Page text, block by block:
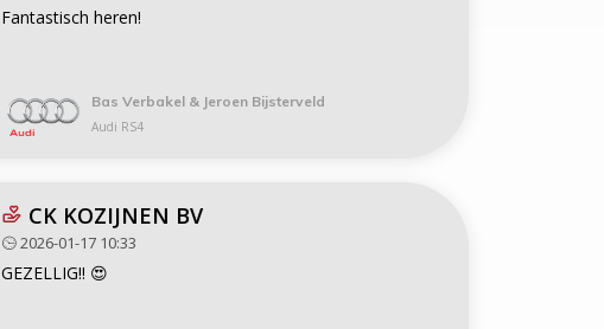
Fantastisch heren!
Bas Verbakel & Jeroen Bijsterveld
Audi RS4
CK KOZIJNEN BV
2026-01-17 10:33
GEZELLIG!! 😍